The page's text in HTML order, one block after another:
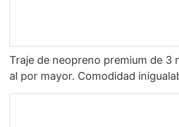
Traje de neopreno premium de 3
al por mayor. Comodidad